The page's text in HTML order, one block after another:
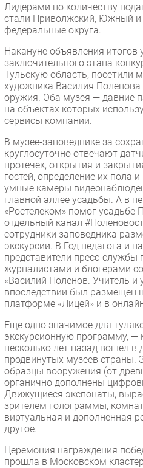
Лидерами по количеству
стали Приволжский, Южный
федеральные округа.
Накануне объявления итогов
заключительного этапа
Тульскую область, посетили
художника Василия Поленова
оружия. Оба музея — давние
на объектах которых
сервисы компании.
В музее-заповеднике за
круглосуточно отвечают
протечек, открытия и
гостей, определение их пола
умные камеры
главной аллее усадьбы. А в
«Ростелеком» помог усадьбе
отдельный канал
сотрудники заповедника
экскурсии. В Год педагога и
представители пресс-службы
журналистами и блогерами
«Василий Поленов. Учитель и
впоследствии был размещен
платформе «Лицей» и в
Еще одно значимое для
экскурсионную программу, —
несколько лет назад вошел в
продвинутых музеев страны.
образцы вооружения (от
органично дополнены
Движущиеся экспонаты,
зрителем голограммы,
виртуальная и дополненная
другое.
Церемония награждения
прошла в Московском